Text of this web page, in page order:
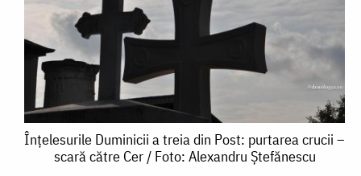
Înțelesurile
Duminicii
Înțelesurile Duminicii a treia din Post: purtarea crucii –
scară către Cer / Foto: Alexandru Ștefănescu